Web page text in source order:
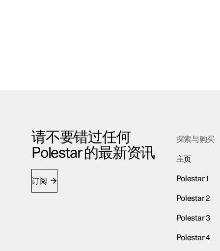
请不要错过任何
Polestar 的最新资讯
订阅
探索与购买
主页
Polestar 1
Polestar 2
Polestar 3
Polestar 4